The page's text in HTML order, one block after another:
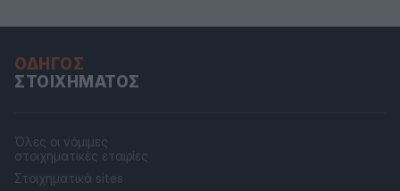
ΟΔΗΓΌΣ
ΣΤΟΙΧΉΜΑΤΟΣ
Όλες οι νόμιμες
στοιχηματικές εταιρίες
Στοιχηματικά sites